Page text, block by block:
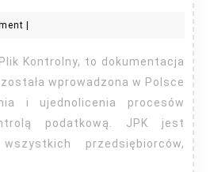
gdy
firmę
prowadzi
biuro
rachunkowe?
wprowadzona w Polsce
i ujednolicenia procesów
podatkową. JPK jest
przedsiębiorców,